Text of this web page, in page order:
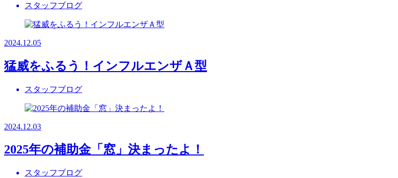
スタッフブログ
2024.12.05
猛威をふるう！インフルエンザＡ型
スタッフブログ
2024.12.03
2025年の補助金「窓」決まったよ！
スタッフブログ